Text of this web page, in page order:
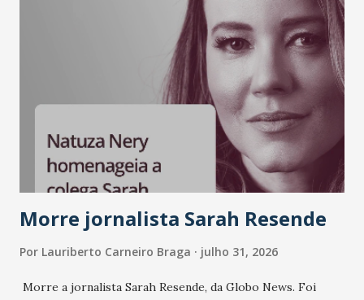
A nova edição chega em um momento em que autenticidade
e consistência ganham peso nas conversas sobre marca,
liderança e estratégia. - Vivemos um momento em que todo
mundo fala muito e poucos entregam de verdade. O NM2B
sempre existiu para dar palco a quem constrói com
consistência, e nesta edição isso fica ainda mais claro.
Vamos reforçar que ser genuíno sustenta a confiança entre
marcas, pessoas e mercado", afirma Tamires So...
Morre jornalista Sarah Resende
Por Lauriberto Carneiro Braga julho 31, 2026
Morre a jornalista Sarah Resende, da Globo News. Foi